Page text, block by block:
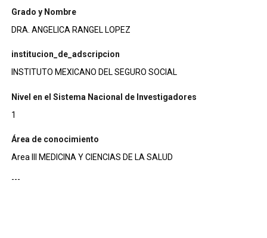
Grado y Nombre
DRA. ANGELICA RANGEL LOPEZ
institucion_de_adscripcion
INSTITUTO MEXICANO DEL SEGURO SOCIAL
Nivel en el Sistema Nacional de Investigadores
1
Área de conocimiento
Area III MEDICINA Y CIENCIAS DE LA SALUD
---